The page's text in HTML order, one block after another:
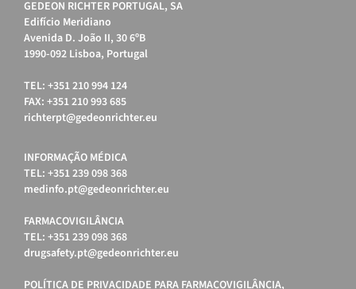
GEDEON RICHTER PORTUGAL, SA
Edifício Meridiano
Avenida D. João II, 30 6ºB
1990-092 Lisboa, Portugal
TEL: +351 210 994 124
FAX: +351 210 993 685
richterpt@gedeonrichter.eu
INFORMAÇÃO MÉDICA
TEL: +351 239 098 368
medinfo.pt@gedeonrichter.eu
FARMACOVIGILÂNCIA
TEL: +351 239 098 368
drugsafety.pt@gedeonrichter.eu
POLÍTICA DE PRIVACIDADE PARA FARMACOVIGILÂNCIA,